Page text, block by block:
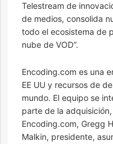
Telestream de
de medios, consolida
todo el ecosistema de
nube de VOD”.
Encoding.com es una
EE UU y recursos de
mundo. El equipo se
parte de la
Encoding.com, Gregg
Malkin, presidente,